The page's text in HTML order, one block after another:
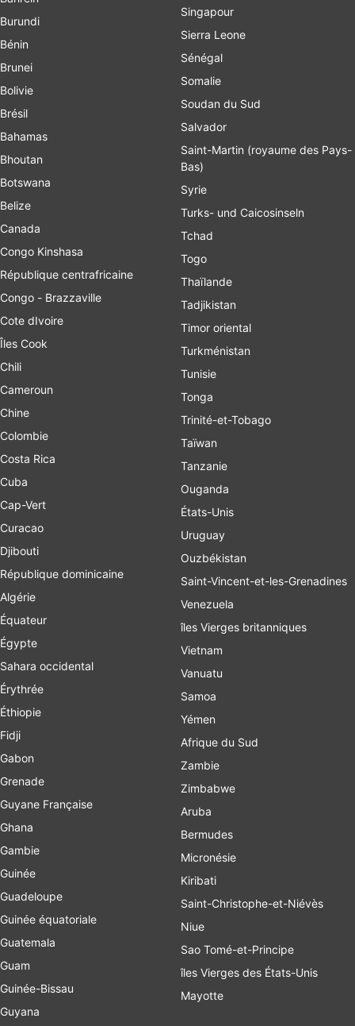
Burundi
Bénin
Brunei
Bolivie
Brésil
Bahamas
Bhoutan
Botswana
Belize
Canada
Congo Kinshasa
République centrafricaine
Congo - Brazzaville
Cote dIvoire
Îles Cook
Chili
Cameroun
Chine
Colombie
Costa Rica
Cuba
Cap-Vert
Curacao
Djibouti
République dominicaine
Algérie
Équateur
Égypte
Sahara occidental
Érythrée
Éthiopie
Fidji
Gabon
Grenade
Guyane Française
Ghana
Gambie
Guinée
Guadeloupe
Guinée équatoriale
Guatemala
Guam
Guinée-Bissau
Guyana
Singapour
Sierra Leone
Sénégal
Somalie
Soudan du Sud
Salvador
Saint-Martin (royaume des Pays-
Bas)
Syrie
Turks- und Caicosinseln
Tchad
Togo
Thaïlande
Tadjikistan
Timor oriental
Turkménistan
Tunisie
Tonga
Trinité-et-Tobago
Taïwan
Tanzanie
Ouganda
États-Unis
Uruguay
Ouzbékistan
Saint-Vincent-et-les-Grenadines
Venezuela
îles Vierges britanniques
Vietnam
Vanuatu
Samoa
Yémen
Afrique du Sud
Zambie
Zimbabwe
Aruba
Bermudes
Micronésie
Kiribati
Saint-Christophe-et-Niévès
Niue
Sao Tomé-et-Principe
îles Vierges des États-Unis
Mayotte